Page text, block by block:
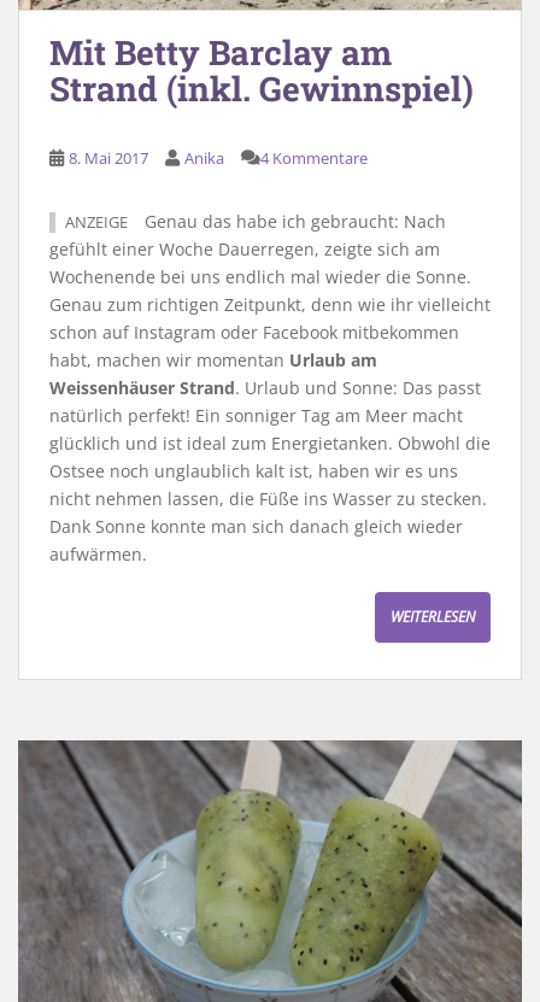
Mit Betty Barclay am
Strand (inkl. Gewinnspiel)
8. Mai 2017 Anika 4 Kommentare
ANZEIGE
Genau das habe ich gebraucht: Nach
gefühlt einer Woche Dauerregen, zeigte sich am
Wochenende bei uns endlich mal wieder die Sonne.
Genau zum richtigen Zeitpunkt, denn wie ihr vielleicht
schon auf Instagram oder Facebook mitbekommen
habt, machen wir momentan Urlaub am
Weissenhäuser Strand. Urlaub und Sonne: Das passt
natürlich perfekt! Ein sonniger Tag am Meer macht
glücklich und ist ideal zum Energietanken. Obwohl die
Ostsee noch unglaublich kalt ist, haben wir es uns
nicht nehmen lassen, die Füße ins Wasser zu stecken.
Dank Sonne konnte man sich danach gleich wieder
aufwärmen.
WEITERLESEN